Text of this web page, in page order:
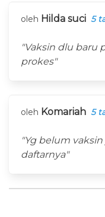
oleh Hilda suci 5
"Vaksin dlu baru
prokes"
oleh Komariah 5
"Yg belum
daftarnya"